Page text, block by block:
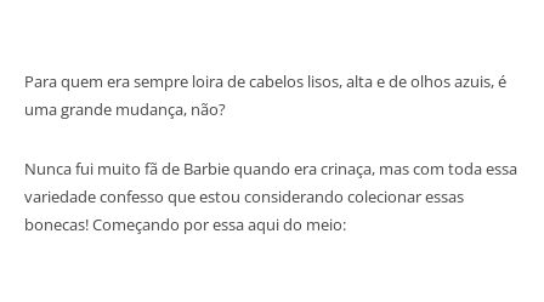
Para quem era sempre loira de cabelos lisos, alta e de olhos azuis, é
uma grande mudança, não?
Nunca fui muito fã de Barbie quando era crinaça, mas com toda essa
variedade confesso que estou considerando colecionar essas
bonecas! Começando por essa aqui do meio: